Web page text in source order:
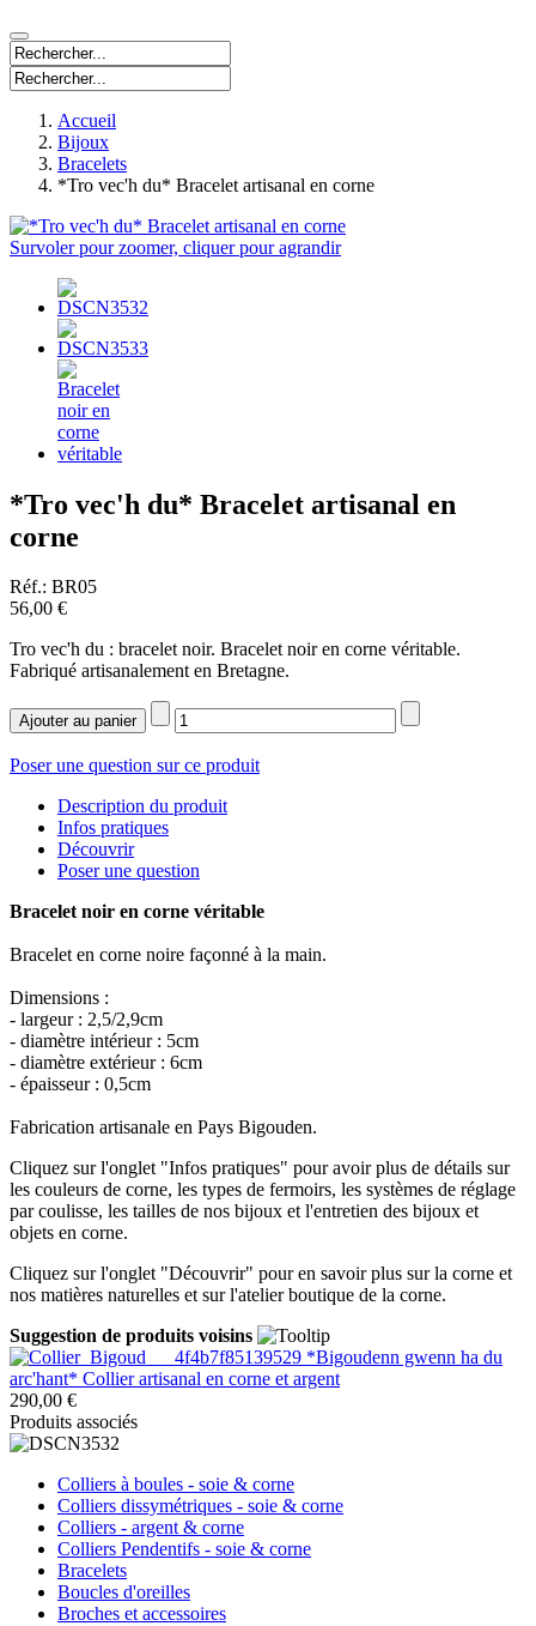
Accueil
Bijoux
Bracelets
*Tro vec'h du* Bracelet artisanal en corne
Survoler pour zoomer, cliquer pour agrandir
*Tro vec'h du* Bracelet artisanal en
corne
Réf.: BR05
56,00 €
Tro vec'h du : bracelet noir. Bracelet noir en corne véritable.
Fabriqué artisanalement en Bretagne.
Poser une question sur ce produit
Description du produit
Infos pratiques
Découvrir
Poser une question
Bracelet noir en corne véritable
Bracelet en corne noire façonné à la main.
Dimensions :
- largeur : 2,5/2,9cm
- diamètre intérieur : 5cm
- diamètre extérieur : 6cm
- épaisseur : 0,5cm
Fabrication artisanale en Pays Bigouden.
Cliquez sur l'onglet "Infos pratiques" pour avoir plus de détails sur
les couleurs de corne, les types de fermoirs, les systèmes de réglage
par coulisse, les tailles de nos bijoux et l'entretien des bijoux et
objets en corne.
Cliquez sur l'onglet "Découvrir" pour en savoir plus sur la corne et
nos matières naturelles et sur l'atelier boutique de la corne.
Suggestion de produits voisins
*Bigoudenn gwenn ha du
arc'hant* Collier artisanal en corne et argent
290,00 €
Produits associés
Colliers à boules - soie & corne
Colliers dissymétriques - soie & corne
Colliers - argent & corne
Colliers Pendentifs - soie & corne
Bracelets
Boucles d'oreilles
Broches et accessoires